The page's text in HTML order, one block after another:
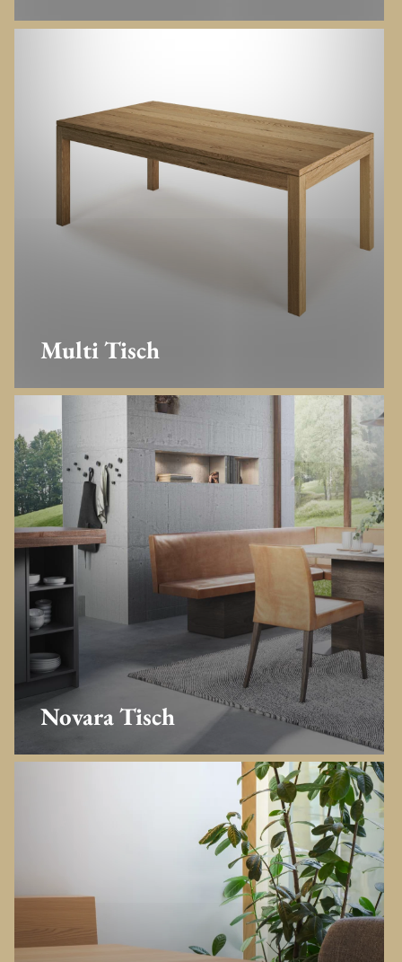
Multi Tisch
Novara Tisch